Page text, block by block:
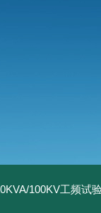
100KV工频试